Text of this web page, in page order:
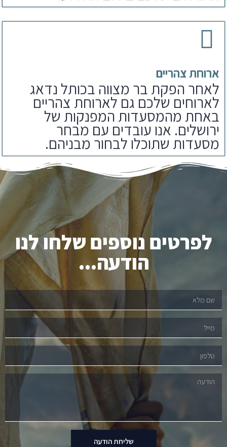
לאחר הפקת בר מצווה בכותל נדאג
לארוחים שלכם גם לארוחת צהריים
באחת מהמסעדות המפנקות של
ירושלים. אנו עובדים עם מבחר
מסעדות שתוכלו לבחור מבניהם.
לפרטים נוספים שלחו לנו
הודעה...
שליחת הודעה